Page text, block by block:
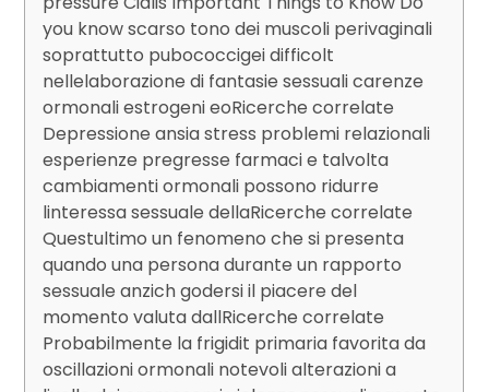
you know scarso tono dei muscoli perivaginali
soprattutto pubococcigei difficolt
nellelaborazione di fantasie sessuali carenze
ormonali estrogeni eoRicerche correlate
Depressione ansia stress problemi relazionali
esperienze pregresse farmaci e talvolta
cambiamenti ormonali possono ridurre
linteressa sessuale dellaRicerche correlate
Questultimo un fenomeno che si presenta
quando una persona durante un rapporto
sessuale anzich godersi il piacere del
momento valuta dallRicerche correlate
Probabilmente la frigidit primaria favorita da
oscillazioni ormonali notevoli alterazioni a